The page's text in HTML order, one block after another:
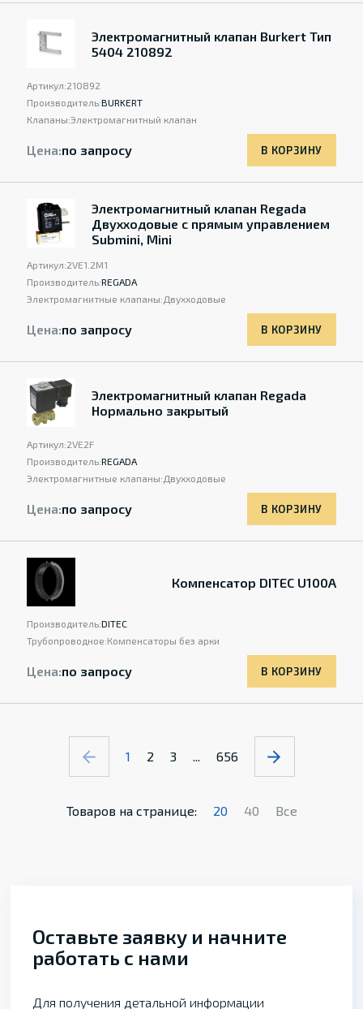
Электромагнитный клапан Burkert Тип
5404 210892
Артикул:210892
Производитель:BURKERT
Клапаны:Электромагнитный клапан
Цена:по запросу В КОРЗИНУ
Электромагнитный клапан Regada
Двухходовыe с прямым управлением
Submini, Mini
Артикул:2VE1.2M1
Производитель:REGADA
Электромагнитные клапаны: Двухходовыe
Цена:по запросу В КОРЗИНУ
Электромагнитный клапан Regada
Нормально закрытый
Артикул:2VE2F
Производитель:REGADA
Электромагнитные клапаны: Двухходовыe
Цена:по запросу В КОРЗИНУ
Компенсатор DITEC U100A
Производитель:DITEC
Трубопроводное:Компенсаторы без арки
Цена:по запросу В КОРЗИНУ
1 2 3 ... 656
Товаров на странице: 20 40 Все
Оставьте заявку и начните
работать с нами
Для получения детальной информации